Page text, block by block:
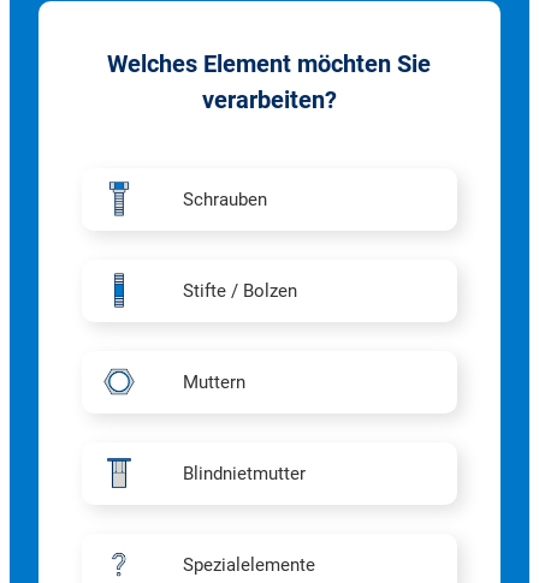
Welches Element möchten Sie
verarbeiten?
Schrauben
Stifte / Bolzen
Muttern
Blindnietmutter
Spezialelemente